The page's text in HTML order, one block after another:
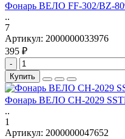
Фонарь ВЕЛО FF-302/BZ-
..
7
Артикул: 2000000033976
395 ₽
-
Купить
Фонарь ВЕЛО CH-2029
..
1
Артикул: 2000000047652